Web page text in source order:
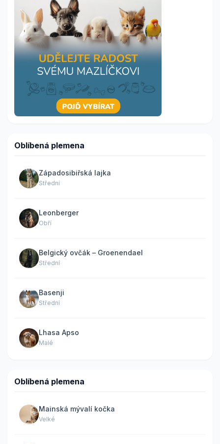
Oblíbená plemena
Západosibiřská lajka
Střední
Leonberger
Obří
Belgický ovčák – Groenendael
Střední
Basenji
Střední
Lhasa Apso
Malé
Oblíbená plemena
Mainská mývalí kočka
Velké